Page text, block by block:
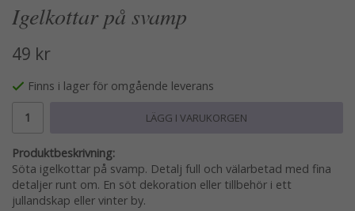
Igelkottar på svamp
49 kr
Finns i lager för omgående leverans
LÄGG I VARUKORGEN
Produktbeskrivning:
Söta igelkottar på svamp. Detalj full och välarbetad med fina
detaljer runt om. En söt dekoration eller tillbehör i ett
jullandskap eller vinter by.